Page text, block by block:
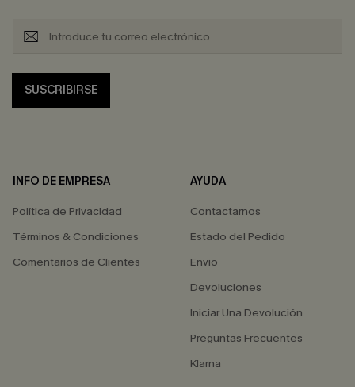
SUSCRIBIRSE
INFO DE EMPRESA
Política de Privacidad
Términos & Condiciones
Comentarios de Clientes
AYUDA
Contactarnos
Estado del Pedido
Envío
Devoluciones
Iniciar Una Devolución
Preguntas Frecuentes
Klarna